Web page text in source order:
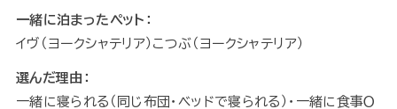
一緒に泊まったペット：
イヴ（ヨークシャテリア）こつぶ（ヨークシャテリア）
選んだ理由：
一緒に寝られる（同じ布団・ベッドで寝られる）・一緒に食事Ｏ